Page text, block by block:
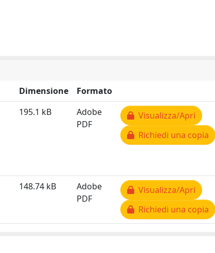
Dimensione
Formato
195.1 kB
Adobe
PDF
Visualizza/Apri
Richiedi una copia
148.74 kB
Adobe
PDF
Visualizza/Apri
Richiedi una copia